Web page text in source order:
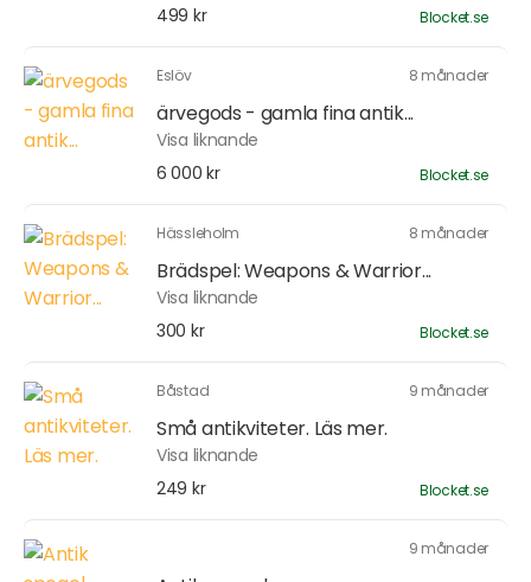
499 kr
Blocket.se
Eslöv 8 månader
ärvegods - gamla fina antik...
Visa liknande
6 000 kr
Blocket.se
Hässleholm 8 månader
Brädspel: Weapons & Warrior...
Visa liknande
300 kr
Blocket.se
Båstad 9 månader
Små antikviteter. Läs mer.
Visa liknande
249 kr
Blocket.se
9 månader